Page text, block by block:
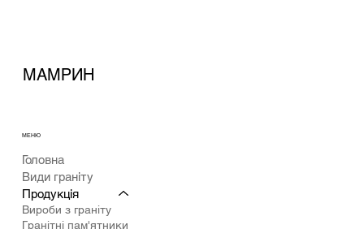
МАМРИН
Головна
Види граніту
Продукція
Вироби з граніту
Гранітні пам'ятники
МЕНЮ